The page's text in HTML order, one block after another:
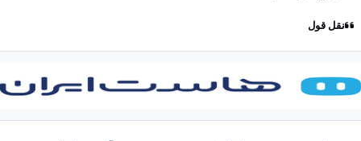
نقل قول